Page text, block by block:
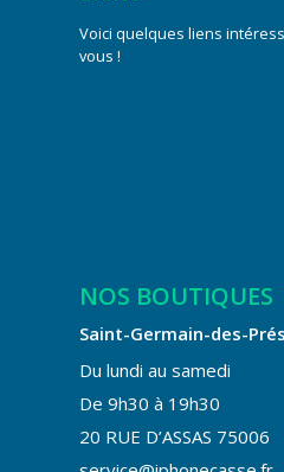
Voici quelques liens
vous !
NOS BOUTIQUES
Saint-Germain-des-Prés
Du lundi au samedi
De 9h30 à 19h30
20 RUE D’ASSAS 75006